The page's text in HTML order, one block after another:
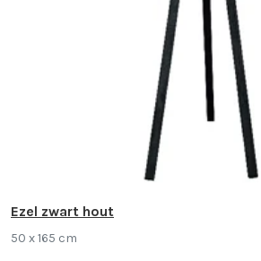
Ezel zwart hout
50 x 165 cm